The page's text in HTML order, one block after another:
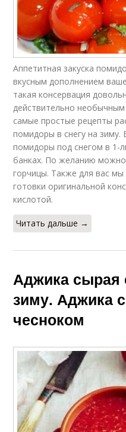
Аппетитная закуска
вкусным дополнением
такая консервация
действительно
самые простые рецепты
помидоры в снегу на
помидоры под снегом в 1-
банках. По желанию
горчицы. Также для вас
готовки оригинальной
кислотой.
Читать дальше →
Аджика сырая
зиму. Аджика
чесноком